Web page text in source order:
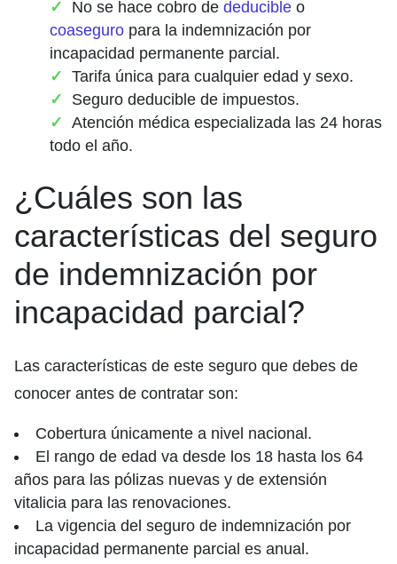
No se hace cobro de deducible o
coaseguro para la indemnización por
incapacidad permanente parcial.
Tarifa única para cualquier edad y sexo.
Seguro deducible de impuestos.
Atención médica especializada las 24 horas
todo el año.
¿Cuáles son las
características del seguro
de indemnización por
incapacidad parcial?
Las características de este seguro que debes de
conocer antes de contratar son:
Cobertura únicamente a nivel nacional.
El rango de edad va desde los 18 hasta los 64
años para las pólizas nuevas y de extensión
vitalicia para las renovaciones.
La vigencia del seguro de indemnización por
incapacidad permanente parcial es anual.